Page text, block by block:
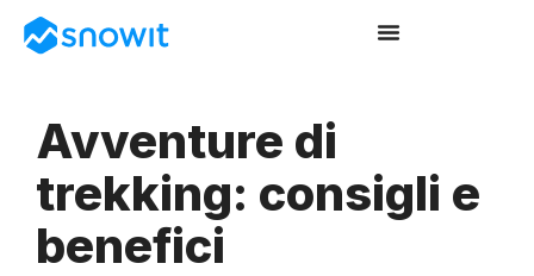
Avventure di
trekking: consigli e
benefici